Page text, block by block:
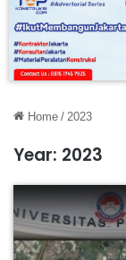
Home / 2023
Year: 2023